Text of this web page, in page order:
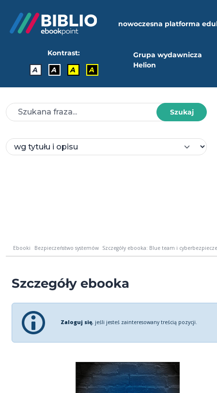
nowoczesna platforma
Kontrast:
A
A A A
Grupa wydawnicza
Helion
Szukaj
Ebooki Bezpieczeństwo systemów Szczegóły ebooka: Blue team i
Szczegóły ebooka
Zaloguj się, jeśli jesteś zainteresowany treścią pozycji.